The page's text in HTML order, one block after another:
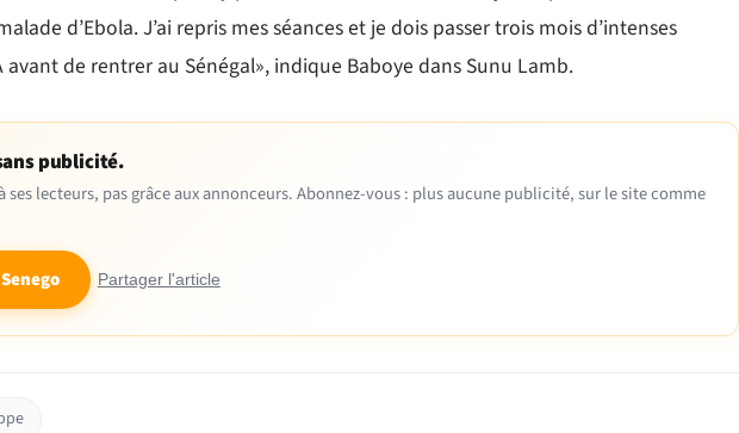
d’Ebola. J’ai repris mes séances et je dois passer trois mois d’intenses
de rentrer au Sénégal», indique Baboye dans Sunu Lamb.
publicité.
ses lecteurs, pas grâce aux annonceurs. Abonnez-vous : plus aucune publicité, sur le site comme
Partager l'article